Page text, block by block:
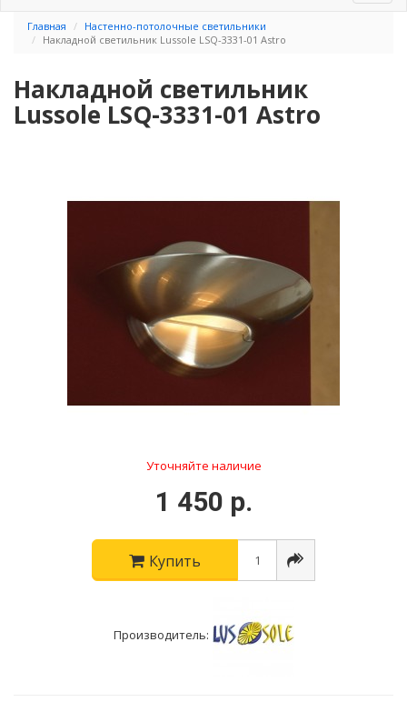
Главная
Настенно-потолочные светильники
Накладной светильник Lussole LSQ-3331-01 Astro
Накладной светильник
Lussole LSQ-3331-01 Astro
Уточняйте наличие
1 450 р.
Купить
Производитель: